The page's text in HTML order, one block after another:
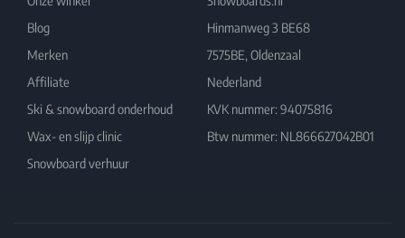
Blog
Merken
Affiliate
Ski & snowboard onderhoud
Wax- en slijp clinic
Snowboard verhuur
Hinmanweg 3 BE68
7575BE, Oldenzaal
Nederland
KVK nummer: 94075816
Btw nummer: NL866627042B01